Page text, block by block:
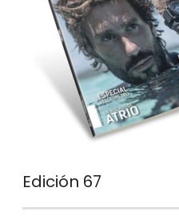
Edición 67